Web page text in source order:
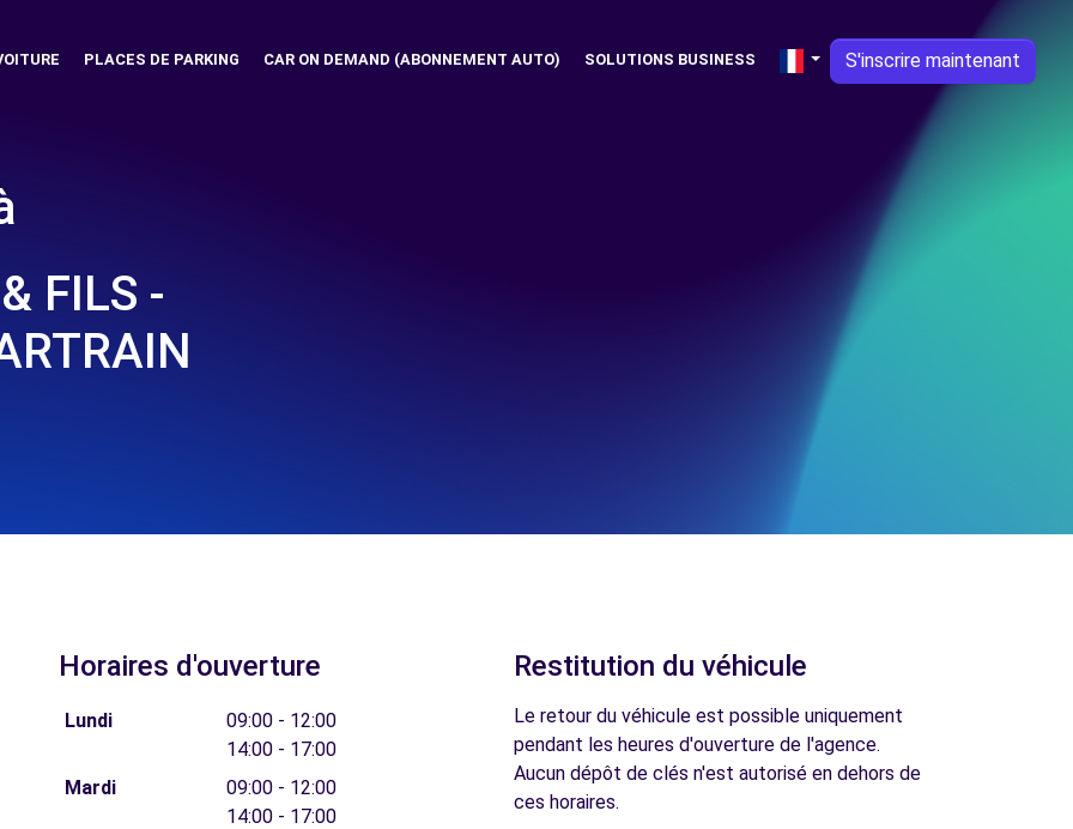
PLACES DE PARKING CAR ON DEMAND (ABONNEMENT AUTO) SOLUTIONS BUSINESS S'inscrire maintenant
FILS -
Horaires d'ouverture
Lundi
09:00 - 12:00
14:00 - 17:00
Mardi
09:00 - 12:00
14:00 - 17:00
Restitution du véhicule
Le retour du véhicule est possible uniquement
pendant les heures d'ouverture de l'agence.
Aucun dépôt de clés n'est autorisé en dehors de
ces horaires.